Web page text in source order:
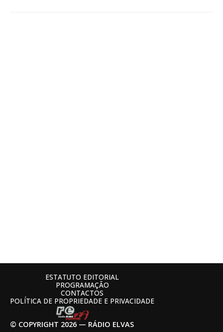
© COPYRIGHT 2026 — RÁDIO ELVAS
ESTATUTO EDITORIAL
PROGRAMAÇÃO
CONTACTOS
POLÍTICA DE PROPRIEDADE E PRIVACIDADE